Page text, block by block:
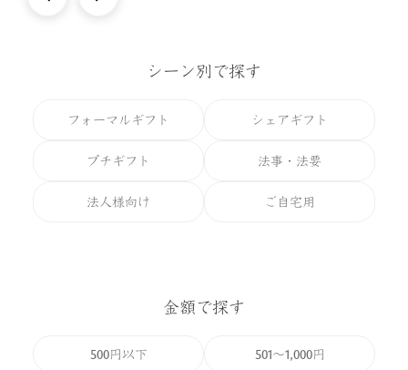
シーン別で探す
フォーマルギフト シェアギフト
プチギフト 法事・法要
法人様向け ご自宅用
金額で探す
500円以下 501～1,000円